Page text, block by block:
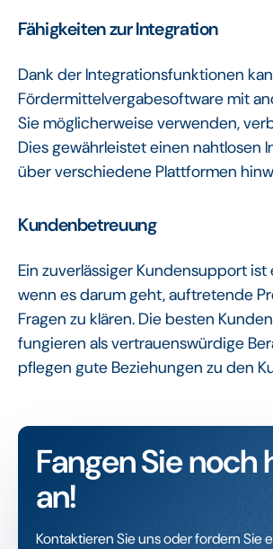
Fähigkeiten zur Integration
Dank der Integrationsfunktionen
Fördermittelvergabesoftware mit
Sie möglicherweise verwenden,
Dies gewährleistet einen nahtlosen
über verschiedene Plattformen
Kundenbetreuung
Ein zuverlässiger Kundensupport
wenn es darum geht, auftretende
Fragen zu klären. Die besten
fungieren als vertrauenswürdige
pflegen gute Beziehungen zu den
Fangen Sie noch
an!
Kontaktieren Sie uns oder fordern Sie